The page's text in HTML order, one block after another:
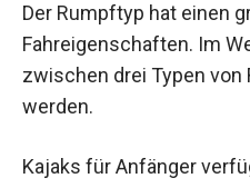
Der Rumpftyp hat einen
Fahreigenschaften. Im
zwischen drei Typen
werden.
Kajaks für Anfänger